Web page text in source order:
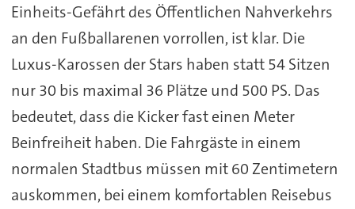
Einheits-Gefährt des Öffentlichen Nahverkehrs
an den Fußballarenen vorrollen, ist klar. Die
Luxus-Karossen der Stars haben statt 54 Sitzen
nur 30 bis maximal 36 Plätze und 500 PS. Das
bedeutet, dass die Kicker fast einen Meter
Beinfreiheit haben. Die Fahrgäste in einem
normalen Stadtbus müssen mit 60 Zentimetern
auskommen, bei einem komfortablen Reisebus